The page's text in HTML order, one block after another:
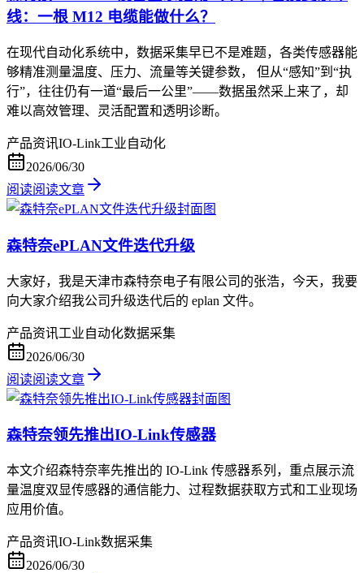
线：一根 M12 电缆能做什么？
在现代自动化系统中，数据采集早已不是难题，各类传感器能
够精准测量温度、压力、流量等关键参数， 但从“感知”到“执
行”，往往仍有一道“最后一公里”——数据虽然采上来了，却
难以高效管理、灵活配置和透明诊断。
产品资讯IO-Link工业自动化
2026/06/30
阅读阅读文章
森特奈ePLAN文件迭代升级
大家好，我是天津市森特奈电子有限公司的张浩，今天，我要
向大家介绍我公司升级迭代后的 eplan 文件。
产品资讯工业自动化数据采集
2026/06/30
阅读阅读文章
森特奈领先推出IO-Link传感器
本文介绍森特奈率先推出的 IO-Link 传感器系列，重点展示流
量温度双显传感器的通信能力、过程数据获取方式和工业现场
应用价值。
产品资讯IO-Link数据采集
2026/06/30